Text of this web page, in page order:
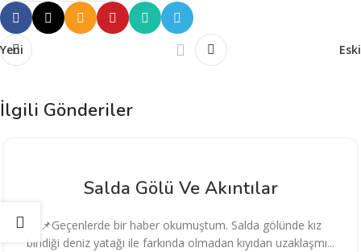
Yeni Eski
İlgili Gönderiler
Salda Gölü Ve Akıntılar
📌Geçenlerde bir haber okumuştum. Salda gölünde kız
bindiği deniz yatağı ile farkında olmadan kıyıdan uzaklaşmı...